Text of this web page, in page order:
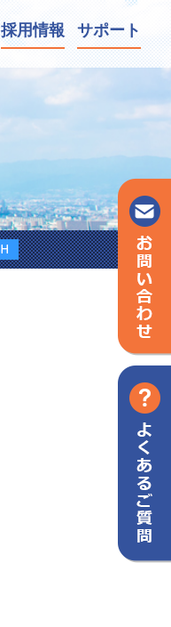
採用情報 サポート